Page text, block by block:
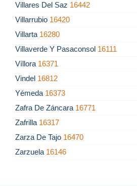
Villares Del Saz 16442
Villarrubio 16420
Villarta 16280
Villaverde Y Pasaconsol 16111
Víllora 16371
Vindel 16812
Yémeda 16373
Zafra De Záncara 16771
Zafrilla 16317
Zarza De Tajo 16470
Zarzuela 16146